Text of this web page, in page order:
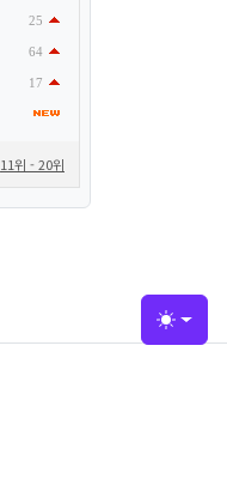
25
64
17
11위 - 20위